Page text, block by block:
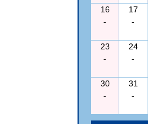
16
-
17
-
23
-
24
-
30
-
31
-